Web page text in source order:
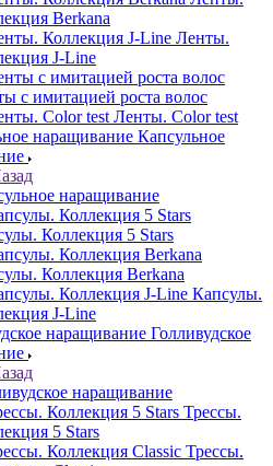
Berkana
Ленты.
J-Line
с имитацией роста волос
Ленты. Color test
Капсульное
наращивание
Коллекция 5 Stars
Коллекция Berkana
Капсулы.
J-Line
Голливудское
наращивание
Трессы.
5 Stars
Трессы.